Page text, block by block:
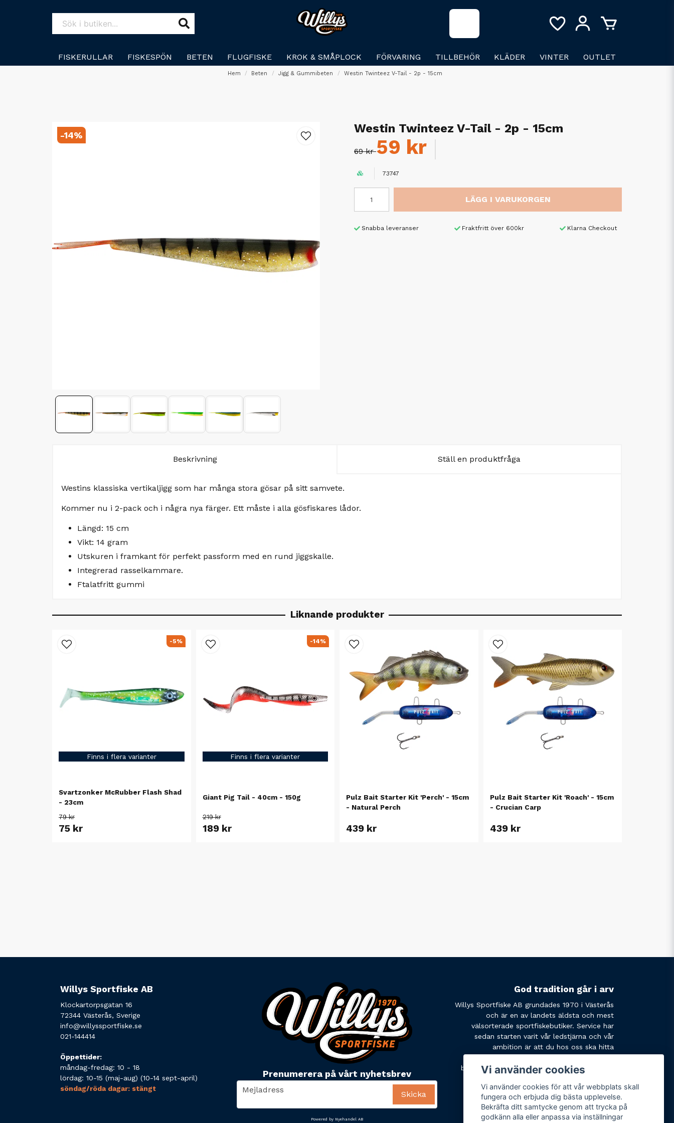
FISKERULLAR FISKESPÖN BETEN FLUGFISKE KROK & SMÅPLOCK FÖRVARING TILLBEHÖR KLÄDER VINTER OUTLET
Hem Beten Jigg & Gummibeten Westin Twinteez V-Tail - 2p - 15cm
-14% Westin Twinteez V-Tail - 2p - 15cm
69 kr59 kr
73747
LÄGG I VARUKORGEN
Snabba leveranser Fraktfritt över 600kr Klarna Checkout
Beskrivning Ställ en produktfråga
Westins klassiska vertikaljigg som har många stora gösar på sitt samvete.
Kommer nu i 2-pack och i några nya färger. Ett måste i alla gösfiskares lådor.
Längd: 15 cm
Vikt: 14 gram
Utskuren i framkant för perfekt passform med en rund jiggskalle.
Integrerad rasselkammare.
Ftalatfritt gummi
Liknande produkter
Finns i flera varianter
Svartzonker McRubber Flash Shad
- 23cm
79 kr
75 kr
-5%
Finns i flera varianter
Giant Pig Tail - 40cm - 150g
219 kr
189 kr
-14%
Pulz Bait Starter Kit 'Perch' - 15cm
- Natural Perch
439 kr
Pulz Bait Starter Kit 'Roach' - 15cm
- Crucian Carp
439 kr
Willys Sportfiske AB
Klockartorpsgatan 16
72344 Västerås, Sverige
info@willyssportfiske.se
021-144414
Öppettider:
måndag-fredag: 10 - 18
lördag: 10-15 (maj-aug) (10-14 sept-april)
söndag/röda dagar: stängt
Prenumerera på vårt nyhetsbrev
email
Mejladress Skicka
God tradition går i arv
Willys Sportfiske AB grundades 1970 i Västerås
och är en av landets äldsta och mest
välsorterade sportfiskebutiker. Service har
sedan starten varit vår ledstjärna och vår
ambition är att du hos oss ska hitta
behöver. Tveka inte att slå oss en signal eller
Powered by Nyehandel AB
Vi använder cookies
Vi använder cookies för att vår webbplats skall
fungera och erbjuda dig bästa upplevelse.
Bekräfta ditt samtycke genom att trycka på
godkänn alla eller anpassa via inställningar